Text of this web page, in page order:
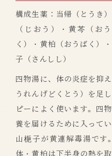
構成生薬：当帰（とうき
（じおう）・黄芩（お
く）・黄柏（おうばく）
子（さんしし）
四物湯に、体の炎症を抑
うれんげどくとう）を足
ピーによく使います。四
養を届けるために入って
山梔子が黄連解毒湯です
体・黄柏は下半身の熱を